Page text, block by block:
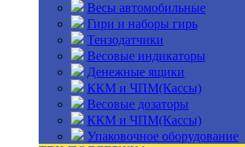
Весы автомобильные
Гири и наборы гирь
Тензодатчики
Весовые индикаторы
Денежные ящики
ККМ и ЧПМ(Кассы)
Весовые дозаторы
ККМ и ЧПМ(Кассы)
Упаковочное оборудование